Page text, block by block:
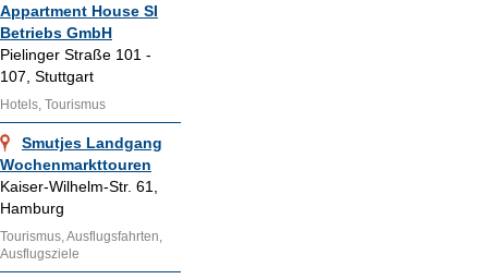
Appartment House SI
Betriebs GmbH
Pielinger Straße 101 -
107, Stuttgart
Hotels, Tourismus
Smutjes Landgang
Wochenmarkttouren
Kaiser-Wilhelm-Str. 61,
Hamburg
Tourismus, Ausflugsfahrten,
Ausflugsziele